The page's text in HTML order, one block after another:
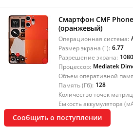
Смартфон CMF
(оранжевый)
Операционная система:
Размер экрана ("): 6.77
Разрешение экрана:
Процессор: Mediatek
Объем оперативной
Память (Гб): 128
Количество точек
Емкость аккумулятора
Сообщить о поступлении